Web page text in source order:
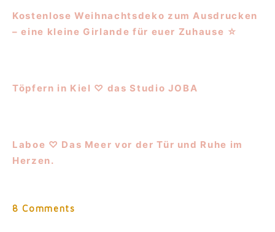
Kostenlose Weihnachtsdeko zum Ausdrucken
– eine kleine Girlande für euer Zuhause ☆
Töpfern in Kiel ♡ das Studio JOBA
Laboe ♡ Das Meer vor der Tür und Ruhe im
Herzen.
8 Comments